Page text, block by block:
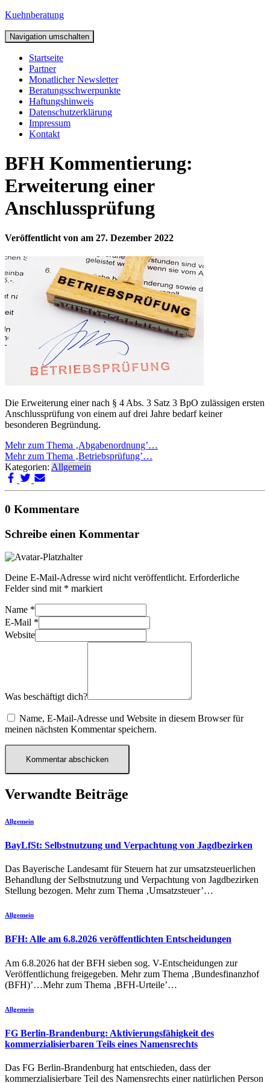
Kuehnberatung
Navigation umschalten
Startseite
Partner
Monatlicher Newsletter
Beratungsschwerpunkte
Haftungshinweis
Datenschutzerklärung
Impressum
Kontakt
BFH Kommentierung:
Erweiterung einer
Anschlussprüfung
Veröffentlicht von am 27. Dezember 2022
Die Erweiterung einer nach § 4 Abs. 3 Satz 3 BpO zulässigen ersten
Anschlussprüfung von einem auf drei Jahre bedarf keiner
besonderen Begründung.
Mehr zum Thema ‚Abgabenordnung’…
Mehr zum Thema ‚Betriebsprüfung’…
Kategorien: Allgemein
0 Kommentare
Schreibe einen Kommentar
Deine E-Mail-Adresse wird nicht veröffentlicht. Erforderliche
Felder sind mit * markiert
Name *
E-Mail *
Website
Was beschäftigt dich?
Name, E-Mail-Adresse und Website in diesem Browser für
meinen nächsten Kommentar speichern.
Verwandte Beiträge
Allgemein
BayLfSt: Selbstnutzung und Verpachtung von Jagdbezirken
Das Bayerische Landesamt für Steuern hat zur umsatzsteuerlichen
Behandlung der Selbstnutzung und Verpachtung von Jagdbezirken
Stellung bezogen. Mehr zum Thema ‚Umsatzsteuer’…
Allgemein
BFH: Alle am 6.8.2026 veröffentlichten Entscheidungen
Am 6.8.2026 hat der BFH sieben sog. V-Entscheidungen zur
Veröffentlichung freigegeben. Mehr zum Thema ‚Bundesfinanzhof
(BFH)’…Mehr zum Thema ‚BFH-Urteile’…
Allgemein
FG Berlin-Brandenburg: Aktivierungsfähigkeit des
kommerzialisierbaren Teils eines Namensrechts
Das FG Berlin-Brandenburg hat entschieden, dass der
kommerzialisierbare Teil des Namensrechts einer natürlichen Person